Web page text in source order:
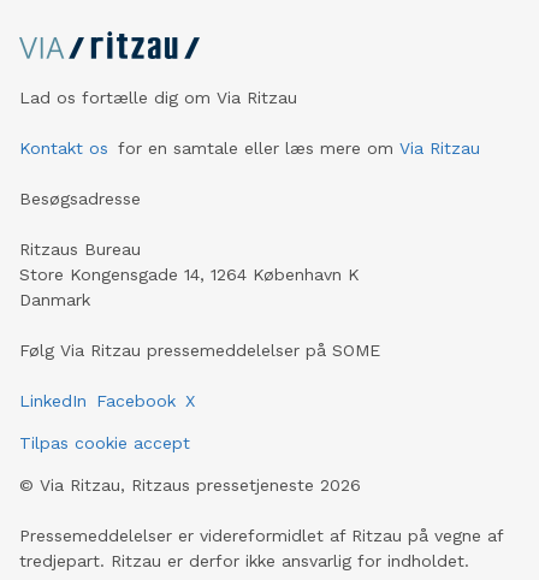
Lad os fortælle dig om Via Ritzau
Kontakt os for en samtale eller læs mere om Via Ritzau
Besøgsadresse
Ritzaus Bureau
Store Kongensgade 14, 1264 København K
Danmark
Følg Via Ritzau pressemeddelelser på SOME
LinkedIn Facebook X
Tilpas cookie accept
© Via Ritzau, Ritzaus pressetjeneste 2026
Pressemeddelelser er videreformidlet af Ritzau på vegne af
tredjepart. Ritzau er derfor ikke ansvarlig for indholdet.